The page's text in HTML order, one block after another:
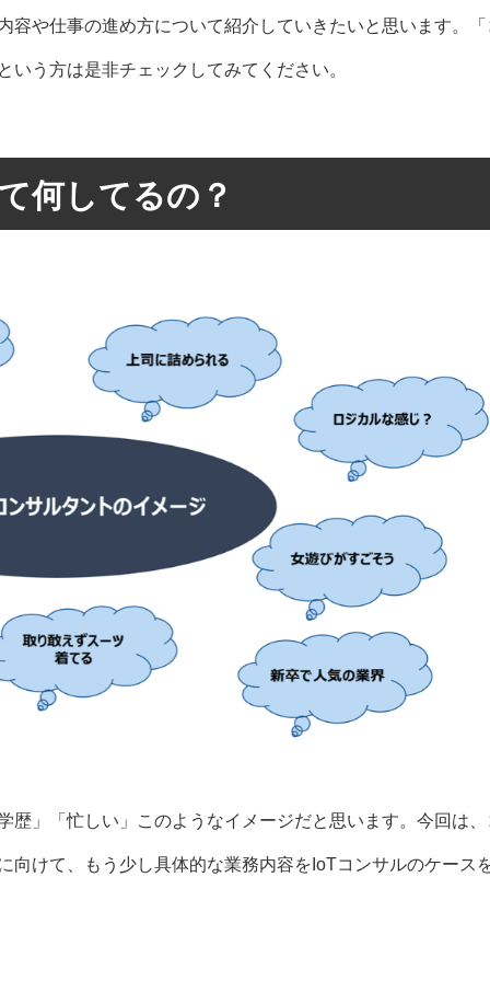
容や仕事の進め方について紹介していきたいと思います。「
う方は是非チェックしてみてください。
何してるの？
歴」「忙しい」このようなイメージだと思います。今回は、
向けて、もう少し具体的な業務内容をIoTコンサルのケース